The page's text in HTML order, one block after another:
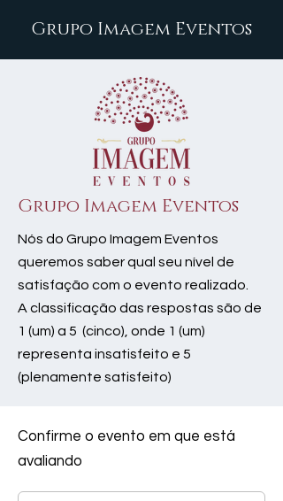
Grupo Imagem Eventos
Grupo Imagem Eventos
Nós do Grupo Imagem Eventos
queremos saber qual seu nível de
satisfação com o evento realizado.
A classificação das respostas são de
1 (um) a 5 (cinco), onde 1 (um)
representa insatisfeito e 5
(plenamente satisfeito)
Confirme o evento em que está
avaliando